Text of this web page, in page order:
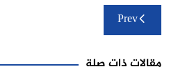
تصفّح
المقالاتPrev
مقالات ذات صلة